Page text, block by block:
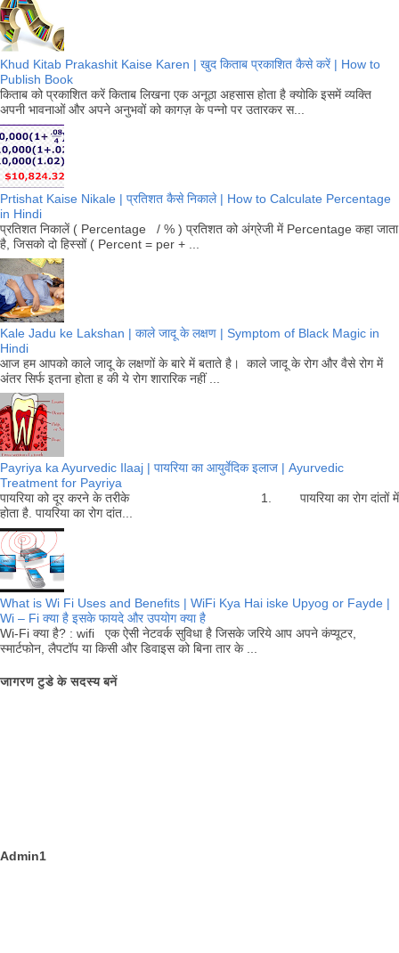
Khud Kitab Prakashit Kaise Karen | खुद किताब प्रकाशित कैसे करें | How to
Publish Book
किताब को प्रकाशित करें किताब लिखना एक अनूठा अहसास होता है क्योकि इसमें व्यक्ति
अपनी भावनाओं और अपने अनुभवों को कागज़ के पन्नो पर उतारकर स...
Prtishat Kaise Nikale | प्रतिशत कैसे निकाले | How to Calculate Percentage
in Hindi
प्रतिशत निकालें ( Percentage / % ) प्रतिशत को अंग्रेजी में Percentage कहा जाता
है, जिसको दो हिस्सों ( Percent = per + ...
Kale Jadu ke Lakshan | काले जादू के लक्षण | Symptom of Black Magic in
Hindi
आज हम आपको काले जादू के लक्षणों के बारे में बताते है। काले जादू के रोग और वैसे रोग में
अंतर सिर्फ इतना होता ह की ये रोग शारारिक नहीं ...
Payriya ka Ayurvedic Ilaaj | पायरिया का आयुर्वेदिक इलाज | Ayurvedic
Treatment for Payriya
पायरिया को दूर करने के तरीके 1. पायरिया का रोग दांतों में
होता है. पायरिया का रोग दांत...
What is Wi Fi Uses and Benefits | WiFi Kya Hai iske Upyog or Fayde |
Wi – Fi क्या है इसके फायदे और उपयोग क्या है
Wi-Fi क्या है? : wifi एक ऐसी नेटवर्क सुविधा है जिसके जरिये आप अपने कंप्यूटर,
स्मार्टफोन, लैपटॉप या किसी और डिवाइस को बिना तार के ...
जागरण टुडे के सदस्य बनें
Admin1